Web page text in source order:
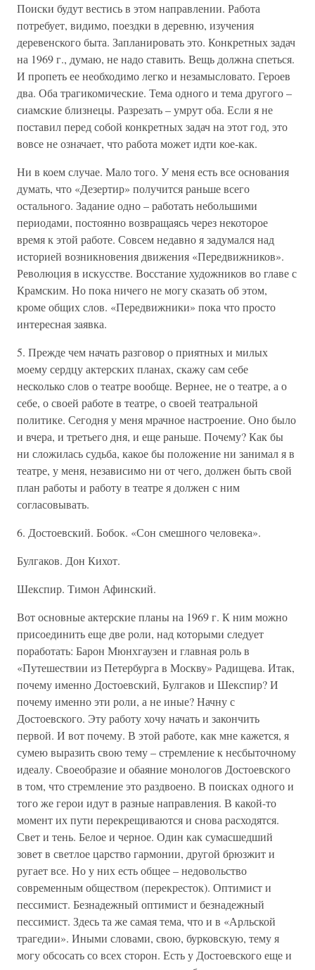
Поиски будут вестись в этом направлении. Работа
потребует, видимо, поездки в деревню, изучения
деревенского быта. Запланировать это. Конкретных задач
на 1969 г., думаю, не надо ставить. Вещь должна спеться.
И пропеть ее необходимо легко и незамысловато. Героев
два. Оба трагикомические. Тема одного и тема другого –
сиамские близнецы. Разрезать – умрут оба. Если я не
поставил перед собой конкретных задач на этот год, это
вовсе не означает, что работа может идти кое-как.
Ни в коем случае. Мало того. У меня есть все основания
думать, что «Дезертир» получится раньше всего
остального. Задание одно – работать небольшими
периодами, постоянно возвращаясь через некоторое
время к этой работе. Совсем недавно я задумался над
историей возникновения движения «Передвижников».
Революция в искусстве. Восстание художников во главе с
Крамским. Но пока ничего не могу сказать об этом,
кроме общих слов. «Передвижники» пока что просто
интересная заявка.
5. Прежде чем начать разговор о приятных и милых
моему сердцу актерских планах, скажу сам себе
несколько слов о театре вообще. Вернее, не о театре, а о
себе, о своей работе в театре, о своей театральной
политике. Сегодня у меня мрачное настроение. Оно было
и вчера, и третьего дня, и еще раньше. Почему? Как бы
ни сложилась судьба, какое бы положение ни занимал я в
театре, у меня, независимо ни от чего, должен быть свой
план работы и работу в театре я должен с ним
согласовывать.
6. Достоевский. Бобок. «Сон смешного человека».
Булгаков. Дон Кихот.
Шекспир. Тимон Афинский.
Вот основные актерские планы на 1969 г. К ним можно
присоединить еще две роли, над которыми следует
поработать: Барон Мюнхгаузен и главная роль в
«Путешествии из Петербурга в Москву» Радищева. Итак,
почему именно Достоевский, Булгаков и Шекспир? И
почему именно эти роли, а не иные? Начну с
Достоевского. Эту работу хочу начать и закончить
первой. И вот почему. В этой работе, как мне кажется, я
сумею выразить свою тему – стремление к несбыточному
идеалу. Своеобразие и обаяние монологов Достоевского
в том, что стремление это раздвоено. В поисках одного и
того же герои идут в разные направления. В какой-то
момент их пути перекрещиваются и снова расходятся.
Свет и тень. Белое и черное. Один как сумасшедший
зовет в светлое царство гармонии, другой брюзжит и
ругает все. Но у них есть общее – недовольство
современным обществом (перекресток). Оптимист и
пессимист. Безнадежный оптимист и безнадежный
пессимист. Здесь та же самая тема, что и в «Арльской
трагедии». Иными словами, свою, бурковскую, тему я
могу обсосать со всех сторон. Есть у Достоевского еще и